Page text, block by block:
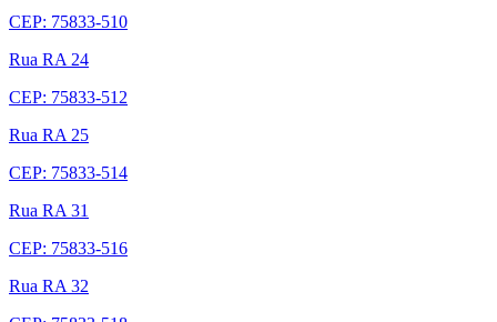
CEP: 75833-510
Rua RA 24
CEP: 75833-512
Rua RA 25
CEP: 75833-514
Rua RA 31
CEP: 75833-516
Rua RA 32